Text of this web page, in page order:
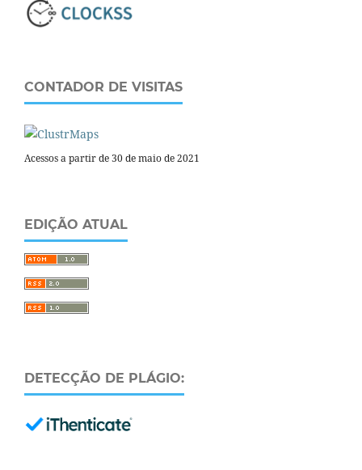
CONTADOR DE VISITAS
Acessos a partir de 30 de maio de 2021
EDIÇÃO ATUAL
DETECÇÃO DE PLÁGIO: